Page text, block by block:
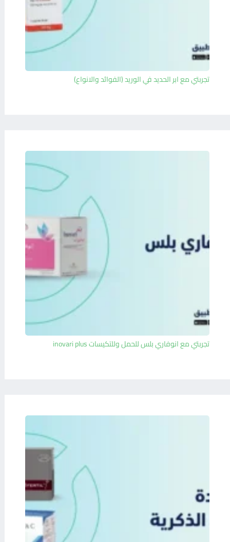
تجربتي مع ابر الحديد في الوريد (الفوائد والانواع)
تجربتي مع انوفاري بلس للحمل وللتكيسات inovari plus